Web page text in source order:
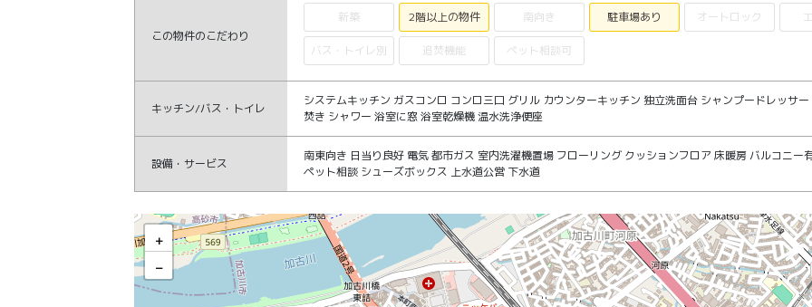
この物件のこだわり
新築 2階以上の物件 南向き 駐車場あり オートロック
バス・トイレ別 追焚機能 ペット相談可
キッチン/バス・トイレ
システムキッチン ガスコンロ コンロ三口 グリル カウンターキッチン 独立洗面台 シャンプードレッサ
焚き シャワー 浴室に窓 浴室乾燥機 温水洗浄便座
設備・サービス
南東向き 日当り良好 電気 都市ガス 室内洗濯機置場 フローリング クッションフロア 床暖房 バルコニー
ペット相談 シューズボックス 上水道公営 下水道
セレッソコート加古川ステーションアヴェニュー の地図
+
−